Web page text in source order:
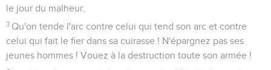
le jour du malheur.
3 Qu'on tende l'arc contre celui qui tend son arc et contre
celui qui fait le fier dans sa cuirasse ! N'épargnez pas ses
jeunes hommes ! Vouez à la destruction toute son armée !